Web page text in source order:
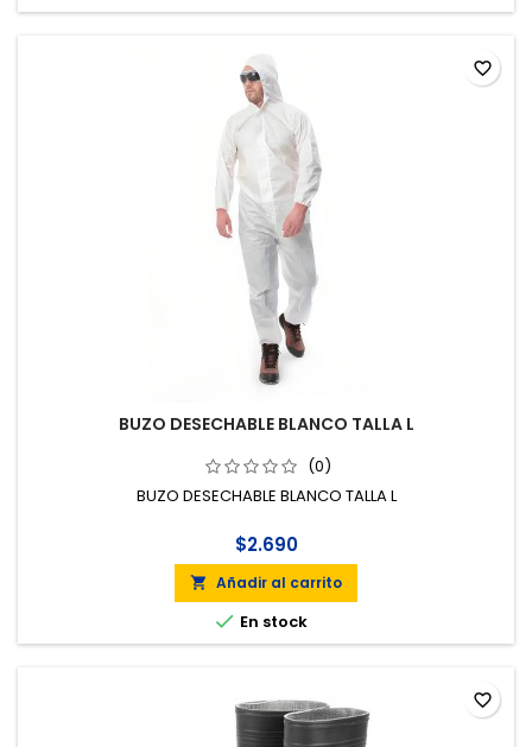
BUZO DESECHABLE BLANCO TALLA L
(0)
BUZO DESECHABLE BLANCO TALLA L
$2.690
 Añadir al carrito
 En stock
favorite_border
favorite_border